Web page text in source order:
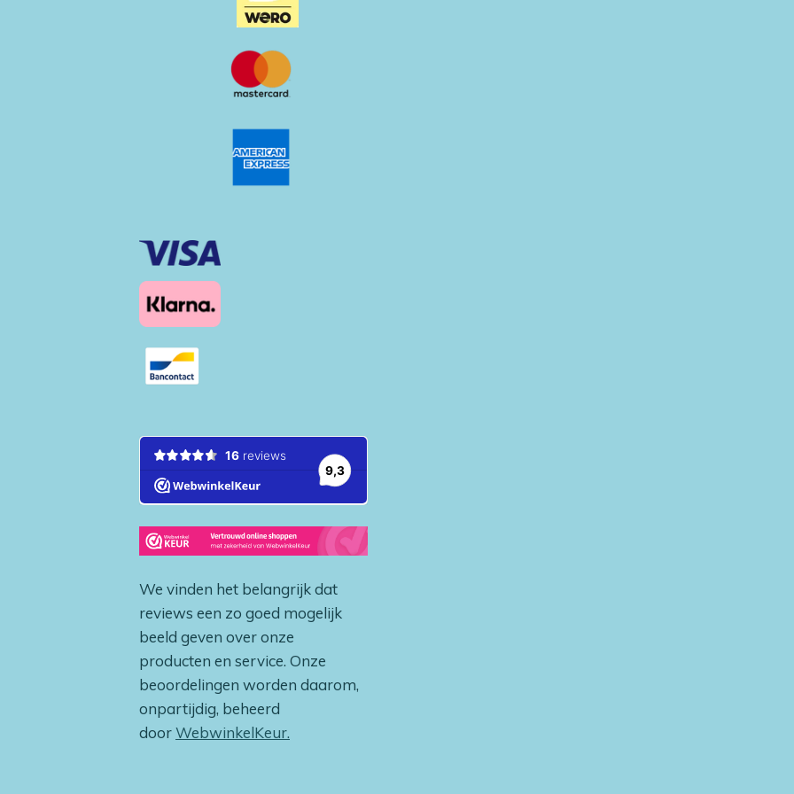
We vinden het belangrijk dat
reviews een zo goed mogelijk
beeld geven over onze
producten en service. Onze
beoordelingen worden daarom,
onpartijdig, beheerd
doorWebwinkelKeur.